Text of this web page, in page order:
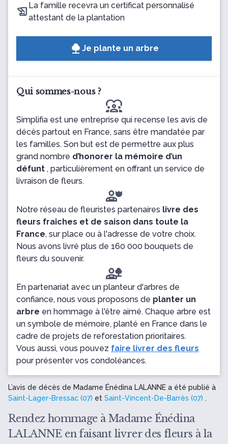
La famille recevra un certificat personnalisé
attestant de la plantation
Je plante un arbre
Qui sommes-nous ?
diversity_1
Simplifia est une entreprise qui recense les avis de
décès partout en France, sans être mandatée par
les familles. Son but est de permettre aux plus
grand nombre d’honorer la mémoire d’un
défunt , particulièrement en offrant un service de
livraison de fleurs.
Notre réseau de fleuristes partenaires livre des
fleurs fraîches et de saison dans toute la
France, sur place ou à l'adresse de votre choix.
Nous avons livré plus de 160 000 bouquets de
fleurs du souvenir.
En partenariat avec un planteur d'arbres de
confiance, nous vous proposons de planter un
arbre en hommage à l'être aimé. Chaque arbre est
un symbole de mémoire, planté en France dans le
cadre de projets de reforestation prioritaires.
Vous aussi, vous pouvez faire livrer des fleurs
pour présenter vos condoléances.
L’avis de décès de Madame Énédina LALANNE a été publié à
Saint-Lager-Bressac (07) et Saint-Vincent-De-Barrès (07) .
Rendez hommage à Madame Énédina
LALANNE en faisant livrer des fleurs à la